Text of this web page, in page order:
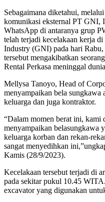
Sebagaimana diketahui,
komunikasi eksternal PT GNI,
WhatsApp di antaranya grup
telah terjadi kecelakaan kerja
Industry (GNI) pada hari
tersebut mengakibatkan
Rental Perkasa meninggal
Mellysa Tanoyo, Head of
menyampaikan bela sungkawa
keluarga dan juga kontraktor.
“Dalam momen berat ini, kami
menyampaikan belasungkawa
keluarga korban dan rekan-
sangat menyedihkan
Kamis (28/9/2023).
Kecelakaan tersebut terjadi di
pada sekitar pukul 10.45
excavator yang digunakan